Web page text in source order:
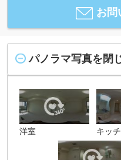
お問
パノラマ写真を閉
洋室 キッ